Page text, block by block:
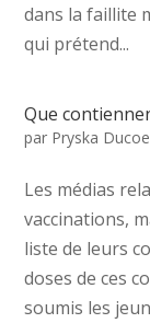
dans la faillite
qui prétend...
Que
par Pryska
Les médias
vaccinations,
liste de leurs
doses de ces
soumis les